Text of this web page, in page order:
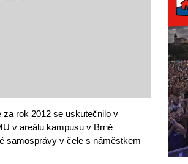
rok 2012 se uskutečnilo v
v areálu kampusu v Brně
samosprávy v čele s náměstkem